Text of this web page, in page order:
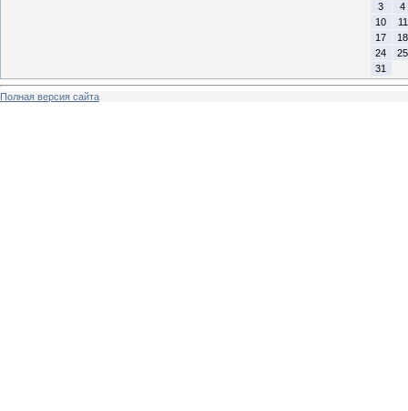
3
4
10
11
17
18
24
25
31
Полная версия сайта